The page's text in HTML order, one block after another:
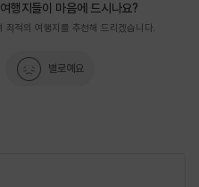
행지들이 마음에 드시나요?
최적의 여행지를 추천해 드리겠습니다.
별로예요